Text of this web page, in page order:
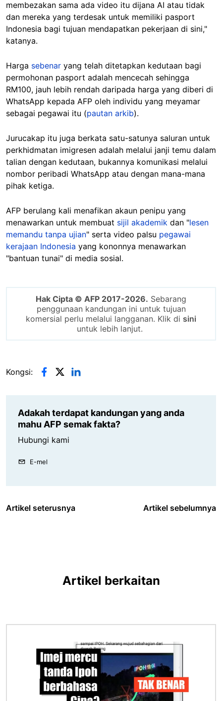
membezakan sama ada video itu dijana AI atau tidak
dan mereka yang terdesak untuk memiliki pasport
Indonesia bagi tujuan mendapatkan pekerjaan di sini,"
katanya.
Harga sebenar yang telah ditetapkan kedutaan bagi
permohonan pasport adalah mencecah sehingga
RM100, jauh lebih rendah daripada harga yang diberi di
WhatsApp kepada AFP oleh individu yang meyamar
sebagai pegawai itu (pautan arkib).
Jurucakap itu juga berkata satu-satunya saluran untuk
perkhidmatan imigresen adalah melalui janji temu dalam
talian dengan kedutaan, bukannya komunikasi melalui
nombor peribadi WhatsApp atau dengan mana-mana
pihak ketiga.
AFP berulang kali menafikan akaun penipu yang
menawarkan untuk membuat sijil akademik dan "lesen
memandu tanpa ujian" serta video palsu pegawai
kerajaan Indonesia yang kononnya menawarkan
"bantuan tunai" di media sosial.
Hak Cipta © AFP 2017-2026. Sebarang
penggunaan kandungan ini untuk tujuan
komersial perlu melalui langganan. Klik di sini
untuk lebih lanjut.
Kongsi:
Adakah terdapat kandungan yang anda
mahu AFP semak fakta?
Hubungi kami
E-mel
Artikel seterusnya Artikel sebelumnya
Artikel berkaitan